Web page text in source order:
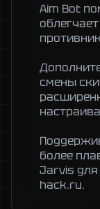
Aim Bot
смены
более
Jarvis для
hack.ru.